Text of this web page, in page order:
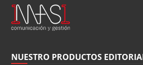
NUESTRO PRODUCTOS